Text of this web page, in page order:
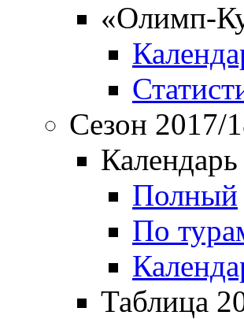
«Олимп-
Сезон 2017/
Полный
По
Таблица